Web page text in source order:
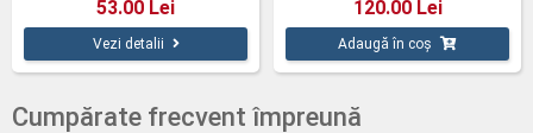
53.00 Lei
Vezi detalii
120.00 Lei
Adaugă în coș
Cumpărate frecvent împreună